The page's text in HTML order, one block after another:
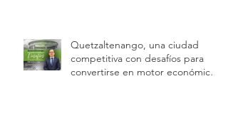
Quetzaltenango, una ciudad
competitiva con desafíos para
convertirse en motor económico